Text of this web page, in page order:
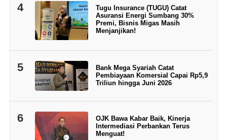
4
Tugu Insurance (TUGU) Catat
Asuransi Energi Sumbang 30%
Premi, Bisnis Migas Masih
Menjanjikan!
5
Bank Mega Syariah Catat
Pembiayaan Komersial Capai Rp5,9
Triliun hingga Juni 2026
6
OJK Bawa Kabar Baik, Kinerja
Intermediasi Perbankan Terus
Menguat!